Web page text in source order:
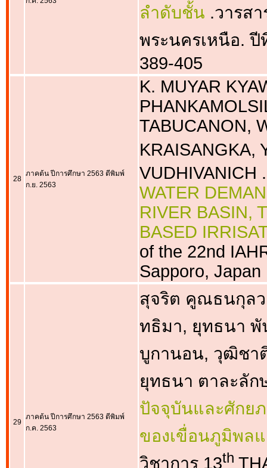
ลำดับชั้น .วารส
พระนครเหนือ.
389-405
28
ภาคต้น ปีการศึกษา 2563 ตีพิมพ์
ก.ย. 2563
K. MUYAR
TABUCANON,
KRAISANGKA,
VUDHIVANICH
WATER
RIVER BASIN,
BASED
of the 22nd
Sapporo, Japan
29
ภาคต้น ปีการศึกษา 2563 ตีพิมพ์
ก.ค. 2563
สุจริต คูณธนกุล
ทธิมา, ยุทธนา พั
บูกานอน, วุฒิชา
ยุทธนา ตาละลัก
ปัจจุบันและศักย
ของเขื่อนภูมิพล
วิชาการ 13th